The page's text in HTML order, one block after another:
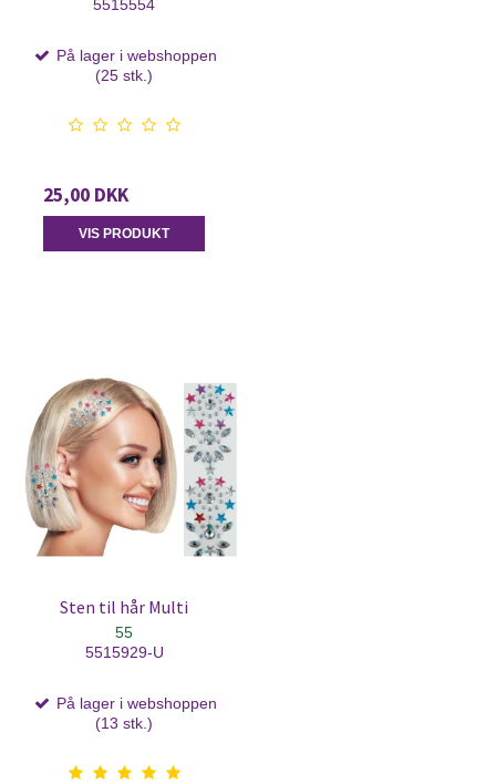
5515554
På lager i webshoppen
(25 stk.)
25,00 DKK
VIS PRODUKT
Sten til hår Multi
55
5515929-U
På lager i webshoppen
(13 stk.)